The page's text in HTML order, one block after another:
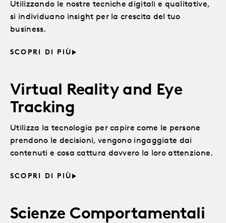
Utilizzando le nostre tecniche digitali e qualitative,
si individuano insight per la crescita del tuo
business.
SCOPRI DI PIÙ
Virtual Reality and Eye
Tracking
Utilizza la tecnologia per capire come le persone
prendono le decisioni, vengono ingaggiate dai
contenuti e cosa cattura davvero la loro attenzione.
SCOPRI DI PIÙ
Scienze Comportamentali